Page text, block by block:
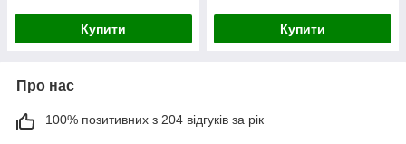
Купити Купити
Про нас
100% позитивних з 204 відгуків за рік